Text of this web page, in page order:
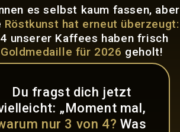
es selbst kaum fassen, aber
Röstkunst hat erneut überzeugt:
unserer Kaffees haben frisch
Goldmedaille für 2026 geholt!
Du fragst dich jetzt
„Moment mal,
nur 3 von 4? Was